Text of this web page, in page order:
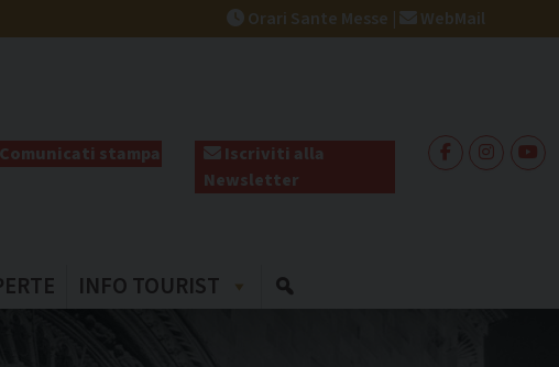
Orari Sante Messe | WebMail
stampa
Iscriviti alla
Newsletter
INFO TOURIST